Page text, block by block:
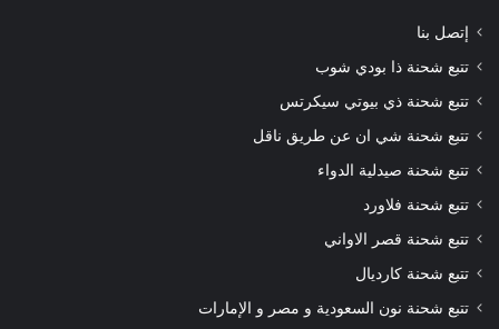
إتصل بنا
تتبع شحنة ذا بودي شوب
تتبع شحنة ذي بيوتي سيكرتس
تتبع شحنة شي ان عن طريق ناقل
تتبع شحنة صيدلية الدواء
تتبع شحنة فلاورد
تتبع شحنة قصر الاواني
تتبع شحنة كارديال
تتبع شحنة نون السعودية و مصر و الإمارات